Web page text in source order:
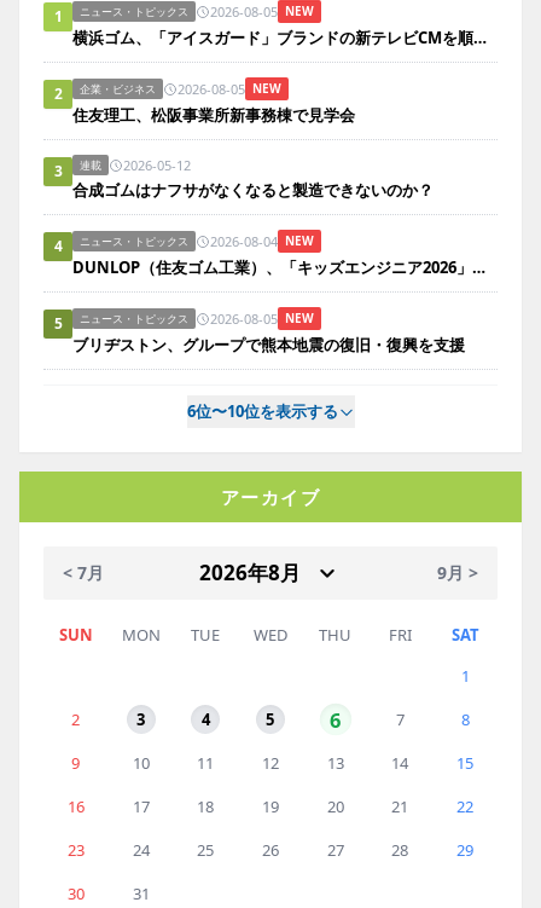
1 ニュース・トピックス 2026-08-05 NEW
横浜ゴム、「アイスガード」ブランドの新テレビCMを順次放映
2 企業・ビジネス 2026-08-05 NEW
住友理工、松阪事業所新事務棟で見学会
3 連載 2026-05-12
合成ゴムはナフサがなくなると製造できないのか？
4 ニュース・トピックス 2026-08-04 NEW
DUNLOP（住友ゴム工業）、「キッズエンジニア2026」で親子にタイヤの役割をクイズ形式で啓発
5 ニュース・トピックス 2026-08-05 NEW
ブリヂストン、グループで熊本地震の復旧・復興を支援
6位〜10位を表示する
アーカイブ
< 7月 9月 >
SUN MON TUE WED THU FRI
SAT
1
2
3 4 5 6 7
8
9
10 11 12 13 14
15
16
17 18 19 20 21
22
23
24 25 26 27 28
29
30
31